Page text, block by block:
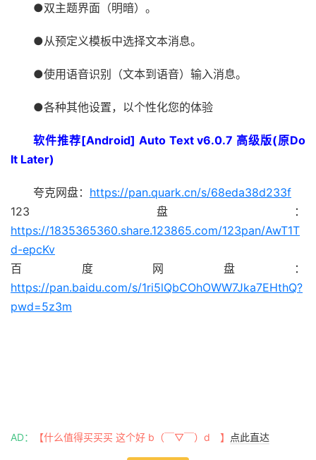
●双主题界面（明暗）。
●从预定义模板中选择文本消息。
●使用语音识别（文本到语音）输入消息。
●各种其他设置，以个性化您的体验
软件推荐[Android] Auto Text v6.0.7 高级版(原Do
It Later)
夸克网盘： https://pan.quark.cn/s/68eda38d233f
123盘：
https://1835365360.share.123865.com/123pan/AwT1T
d-epcKv
百度网盘：
https://pan.baidu.com/s/1ri5lQbCOhOWW7Jka7EHthQ?
pwd=5z3m
AD： 【什么值得买买买 这个好 b（￣▽￣）d 】 点此直达